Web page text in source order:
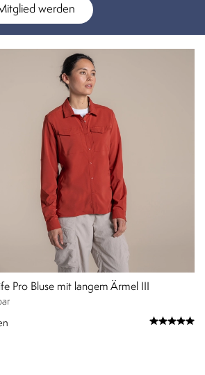
werden
Pro Bluse mit langem Ärmel III